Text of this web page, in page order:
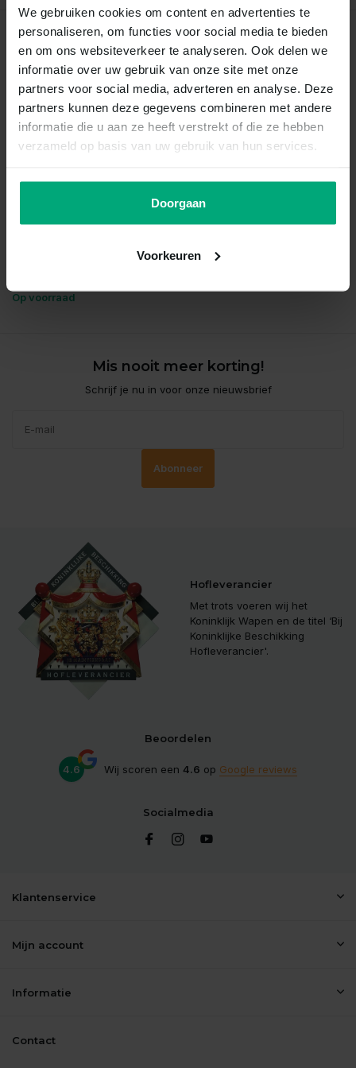
We gebruiken cookies om content en advertenties te
personaliseren, om functies voor social media te bieden
en om ons websiteverkeer te analyseren. Ook delen we
informatie over uw gebruik van onze site met onze
partners voor social media, adverteren en analyse. Deze
partners kunnen deze gegevens combineren met andere
informatie die u aan ze heeft verstrekt of die ze hebben
verzameld op basis van uw gebruik van hun services.
Doorgaan
Voorkeuren
Recent bekeken
Op voorraad
Mis nooit meer korting!
Schrijf je nu in voor onze nieuwsbrief
Abonneer
Hofleverancier
Met trots voeren wij het
Koninklijk Wapen en de titel ‘Bij
Koninklijke Beschikking
Hofleverancier'.
Beoordelen
4.6 Wij scoren een 4.6 op Google reviews
Socialmedia
Klantenservice
Mijn account
Informatie
Contact